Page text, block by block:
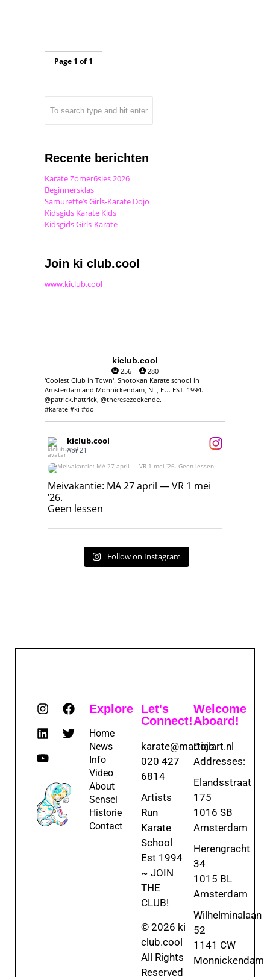
Page 1 of 1
Recente berichten
Karate Zomer6sies 2026
Beginnersklas
Samurette’s Girls-Karate Dojo
Kidsgids Karate Kids
Kidsgids Girls-Karate
Join ki club.cool
www.kiclub.cool
kiclub.cool
256
280
'Coolest Club in Town'. Shotokan Karate school in
Amsterdam and Monnickendam, NL, EU. EST. 1994.
@patrick.hattrick, @theresezoekende.
#karate #ki #do
kiclub.cool
Apr 21
Meivakantie: MA 27 april — VR 1 mei ‘26.
Geen lessen
Meivakantie: MA 27 april — VR 1 mei
‘26.
Geen lessen
Follow on Instagram
Explore
Home
News
Info
Video
About
Sensei
Historie
Contact
Let's
Connect!
karate@martialart.nl
020 427
6814
Artists
Run
Karate
School
Est 1994
~ JOIN
THE
CLUB!
© 2026 ki
club.cool
All Rights
Reserved
Welcome
Aboard!
Dojo
Addresses:
Elandsstraat
175
1016 SB
Amsterdam
Herengracht
34
1015 BL
Amsterdam
Wilhelminalaan
52
1141 CW
Monnickendam